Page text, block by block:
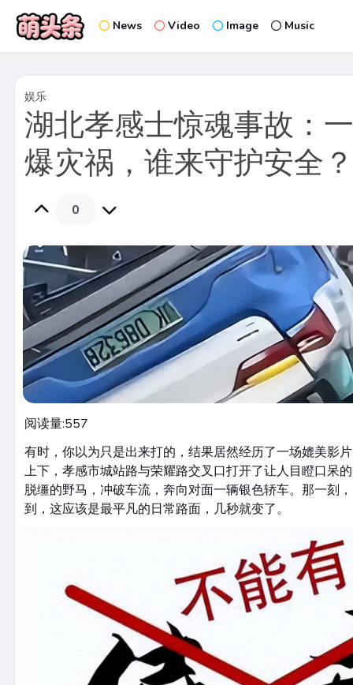
News Video Image Music
娱乐
湖北孝感士惊魂事故：
爆灾祸，谁来守护安全
0
阅读量:557
有时，你以为只是出来打的，结果居然经历了一场媲美影
上下，孝感市城站路与荣耀路交叉口打开了让人目瞪口呆
脱缰的野马，冲破车流，奔向对面一辆银色轿车。那一刻
到，这应该是最平凡的日常路面，几秒就变了。